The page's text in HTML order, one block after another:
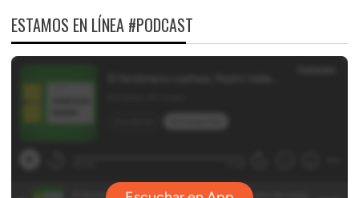
ESTAMOS EN LÍNEA #PODCAST